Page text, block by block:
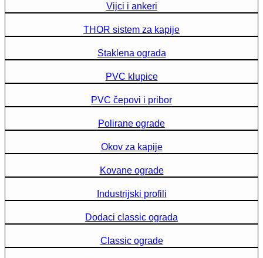
Vijci i ankeri
THOR sistem za kapije
Staklena ograda
PVC klupice
PVC čepovi i pribor
Polirane ograde
Okov za kapije
Kovane ograde
Industrijski profili
Dodaci classic ograda
Classic ograde